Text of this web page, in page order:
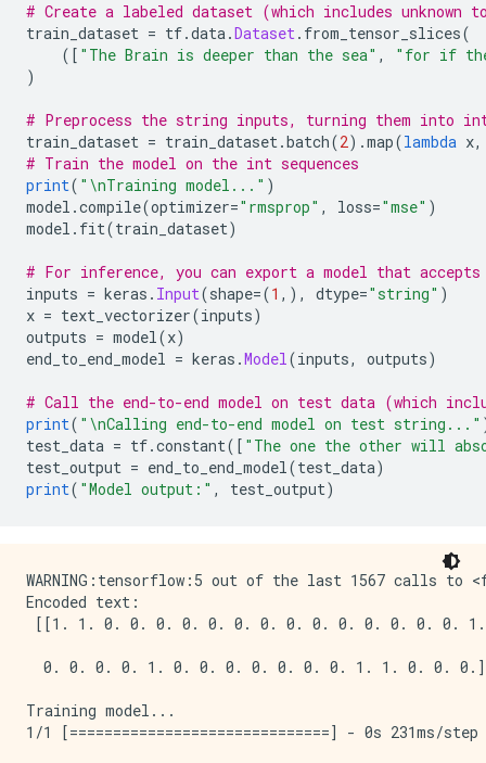
# Create a labeled dataset (which includes unknown
train_dataset = tf.data.Dataset. from_tensor_slices(
([ "The Brain is deeper than the sea" ,
"for if
)
# Preprocess the string inputs, turning them into int
train_dataset = train_dataset.batch(2).map(lambda x,
# Train the model on the int sequences
print( "\nTraining model..." )
model .compile(optimizer="rmsprop" , loss="mse" )
model . fit(train_dataset)
# For inference, you can export a model that
inputs = keras . Input(shape=(1 ,), dtype="string" )
x = text_vectorizer(inputs)
outputs = model(x)
end_to_end_model = keras .Model(inputs, outputs)
# Call the end-to-end model on test data (which
print( "\nCalling end-to-end model on test string..."
test_data = tf.constant([ "The one the other will
test_output = end_to_end_model(test_data)
print( "Model output:" , test_output)
WARNING:tensorflow:5 out of the last 1567 calls
Encoded text:
[[1. 1. 0. 0. 0. 0. 0. 0. 0. 0. 0. 0. 0. 0. 0. 0.
0. 0. 0. 0. 1. 0. 0. 0. 0. 0. 0. 0. 1. 1. 0. 0.
Training model...
1/1 [==============================] - 0s 231ms/